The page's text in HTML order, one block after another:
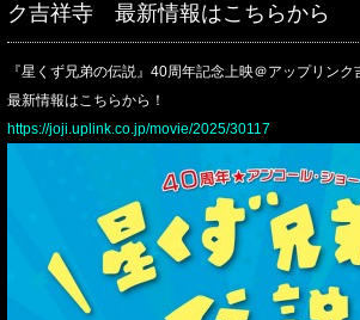
ク吉祥寺 最新情報はこちらから
『星くず兄弟の伝説』40周年記念上映＠アップリンク
最新情報はこちらから！
https://joji.uplink.co.jp/movie/2025/30117